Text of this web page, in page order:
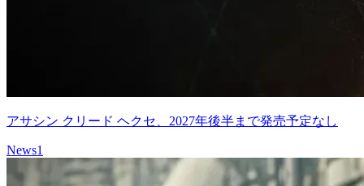
アサシン クリード ヘクセ、2027年後半まで発売予定なし
News1